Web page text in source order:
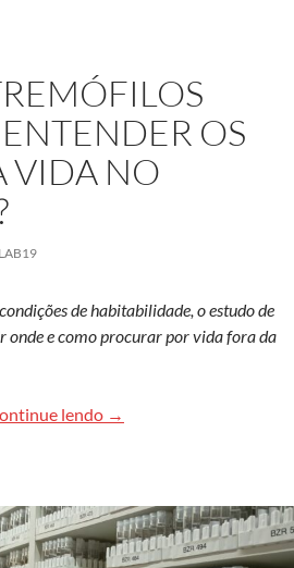
OS
VIDA NO
LAB19
de habitabilidade, o estudo de
onde e como procurar por vida fora da
lendo Como extremófilos
→